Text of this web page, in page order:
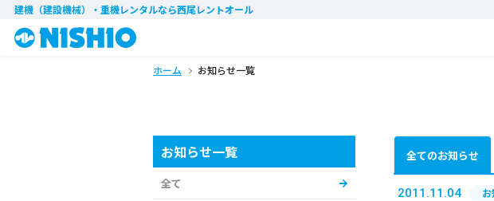
建機（建設機械）・重機レンタルなら西尾レントオール
ホーム お知らせ一覧
全てのお知らせ
2011.11.04
お知らせ一覧
全て